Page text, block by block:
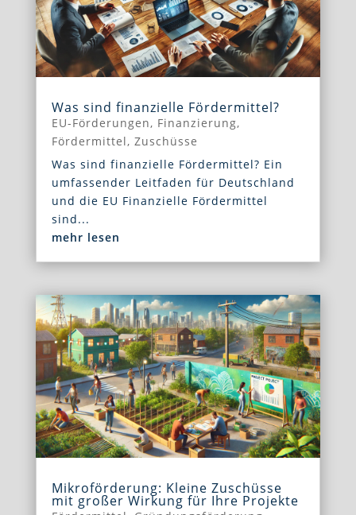
Was sind finanzielle Fördermittel?
EU-Förderungen, Finanzierung,
Fördermittel, Zuschüsse
Was sind finanzielle Fördermittel? Ein
umfassender Leitfaden für Deutschland
und die EU Finanzielle Fördermittel
sind...
mehr lesen
Mikroförderung: Kleine Zuschüsse
mit großer Wirkung für Ihre Projekte